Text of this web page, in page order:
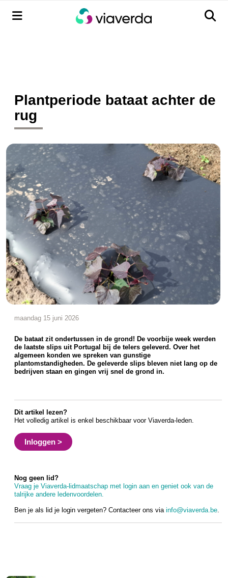
Menu Menu
Plantperiode bataat achter de
rug
maandag 15 juni 2026
De bataat zit ondertussen in de grond! De voorbije week werden
de laatste slips uit Portugal bij de telers geleverd. Over het
algemeen konden we spreken van gunstige
plantomstandigheden. De geleverde slips bleven niet lang op de
bedrijven staan en gingen vrij snel de grond in.
Dit artikel lezen?
Het volledig artikel is enkel beschikbaar voor Viaverda-leden.
Inloggen >
Nog geen lid?
Vraag je Viaverda-lidmaatschap met login aan en geniet ook van de
talrijke andere ledenvoordelen.
Ben je als lid je login vergeten? Contacteer ons via info@viaverda.be